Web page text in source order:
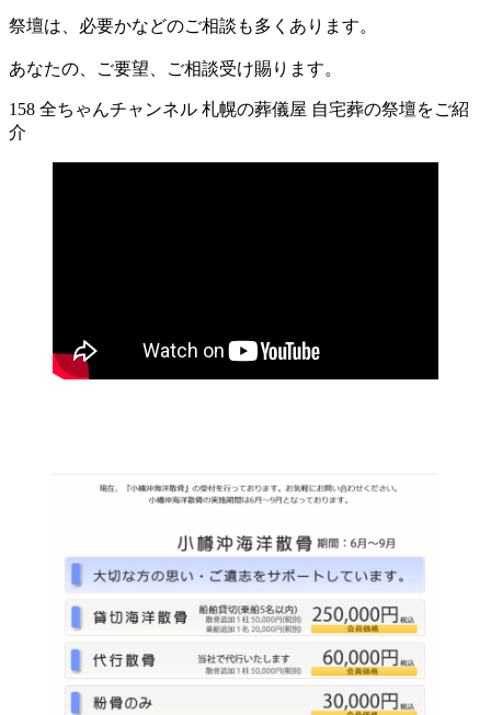
:
祭壇は、必要かなどのご相談も多くあります。
あなたの、ご要望、ご相談受け賜ります。
158 全ちゃんチャンネル 札幌の葬儀屋 自宅葬の祭壇をご紹
介